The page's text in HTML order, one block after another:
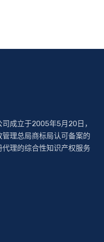
成立于2005年5月20日，
理总局商标局认可备案的
理的综合性知识产权服务